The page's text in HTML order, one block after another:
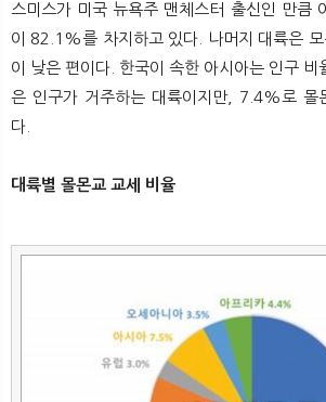
스미스가 미국 뉴욕주 맨체스터 출신인 만큼
이 82.1%를 차지하고 있다. 나머지 대륙은
이 낮은 편이다. 한국이 속한 아시아는 인구
은 인구가 거주하는 대륙이지만, 7.4%로 몰
다.
대륙별 몰몬교 교세 비율